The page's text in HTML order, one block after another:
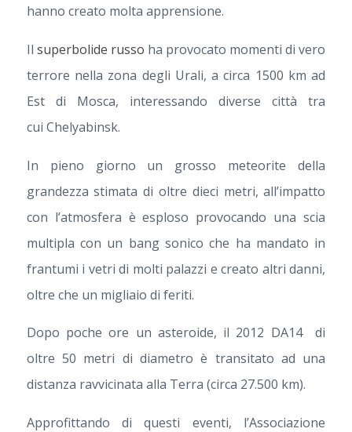
hanno creato molta apprensione.
Il superbolide russo ha provocato momenti di vero
terrore nella zona degli Urali, a circa 1500 km ad
Est di Mosca, interessando diverse città tra
cui Chelyabinsk.
In pieno giorno un grosso meteorite della
grandezza stimata di oltre dieci metri, all’impatto
con l’atmosfera è esploso provocando una scia
multipla con un bang sonico che ha mandato in
frantumi i vetri di molti palazzi e creato altri danni,
oltre che un migliaio di feriti.
Dopo poche ore un asteroide, il 2012 DA14 di
oltre 50 metri di diametro è transitato ad una
distanza ravvicinata alla Terra (circa 27.500 km).
Approfittando di questi eventi, l’Associazione